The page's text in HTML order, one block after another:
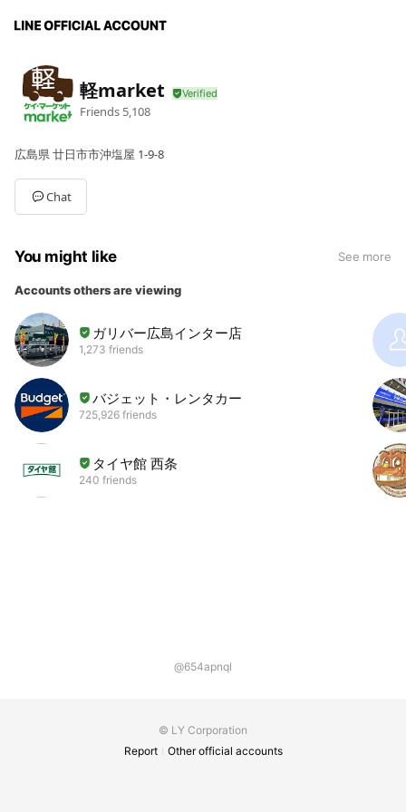
軽market
Friends 5,108
広島県 廿日市市沖塩屋 1-9-8
Chat
You might like See more
Accounts others are viewing
ガリバー広島インター店
1,273 friends
バジェット・レンタカー
725,926 friends
タイヤ館 西条
240 friends
@654apnql
© LY Corporation
Report
Other official accounts